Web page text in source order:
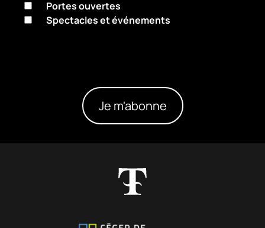
Portes ouvertes
Spectacles et événements
Je m'abonne